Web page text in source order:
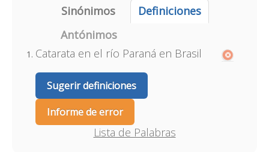
Sinónimos
Definiciones
Antónimos
Catarata en el río Paraná en Brasil
Sugerir definiciones
Informe de error
Lista de Palabras